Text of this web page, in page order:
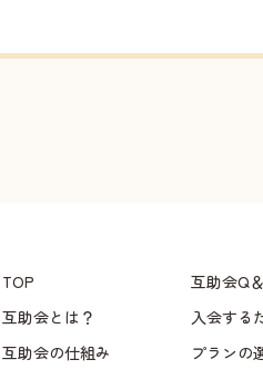
TOP
互助会とは？
互助会の仕組み
互助会Q
入会する
プランの